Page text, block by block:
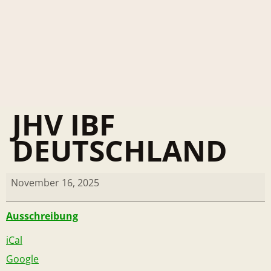
JHV IBF
DEUTSCHLAND
November 16, 2025
Ausschreibung
iCal
Google